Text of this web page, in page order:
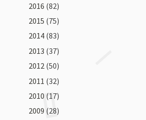
2016 (82)
2015 (75)
2014 (83)
2013 (37)
2012 (50)
2011 (32)
2010 (17)
2009 (28)